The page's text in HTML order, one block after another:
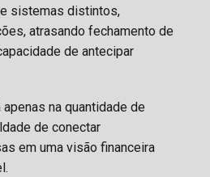
sistemas distintos,
atrasando fechamento de
de antecipar
na quantidade de
de conectar
em uma visão financeira